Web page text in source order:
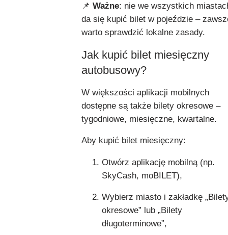
📌 Ważne: nie we wszystkich
da się kupić bilet w pojeździe –
warto sprawdzić lokalne zasady.
Jak kupić bilet miesięczny
autobusowy?
W większości aplikacji mobilnych
dostępne są także bilety okresowe –
tygodniowe, miesięczne, kwartalne.
Aby kupić bilet miesięczny:
Otwórz aplikację mobilną (np.
SkyCash, moBILET),
Wybierz miasto i zakładkę
okresowe” lub „Bilety
długoterminowe”,